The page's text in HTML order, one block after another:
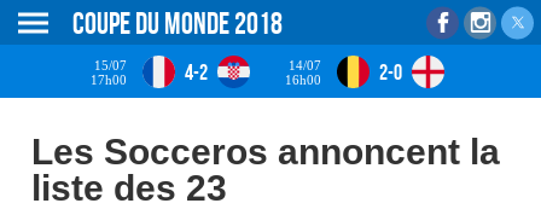
Coupe du monde 2018
15/07
17h00
4-2
14/07
16h00
2-0
Les Socceros annoncent la
liste des 23